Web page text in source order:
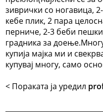
зиврички со ногавица,
кебе плик, 2 пара
перниче, 2-3 беби
градника за
купија мајка ми и
купувај многу, само
< Поракaта ја уредил